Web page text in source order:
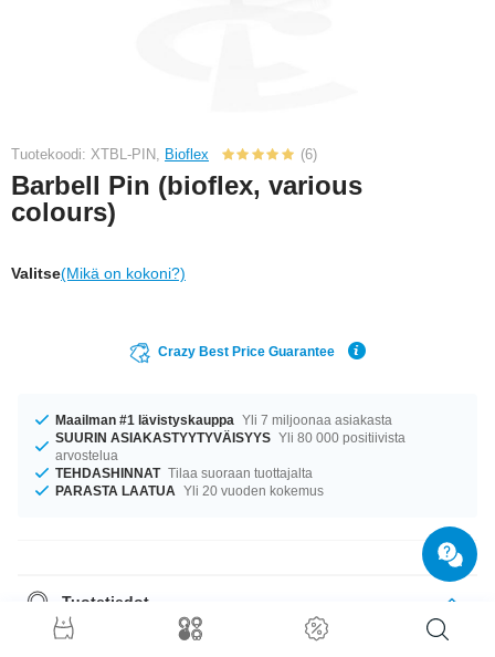
Tuotekoodi: XTBL-PIN, Bioflex (6)
Barbell Pin (bioflex, various
colours)
Valitse(Mikä on kokoni?)
Crazy Best Price Guarantee
Maailman #1 lävistyskauppa Yli 7 miljoonaa asiakasta
SUURIN ASIAKASTYYTYVÄISYYS Yli 80 000 positiivista
arvostelua
TEHDASHINNAT Tilaa suoraan tuottajalta
PARASTA LAATUA Yli 20 vuoden kokemus
Tuotetiedot
Tuote odottaa sinua koossa 1.6 mm. Saatavana pituudessa 16 mm.